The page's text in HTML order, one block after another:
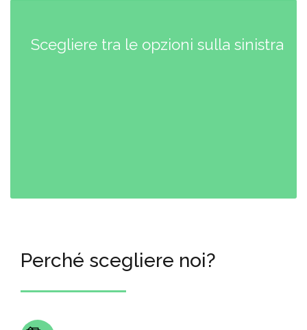
Scegliere tra le opzioni sulla sinistra
Perché scegliere noi?